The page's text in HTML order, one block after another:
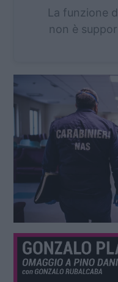
La funzione
non è